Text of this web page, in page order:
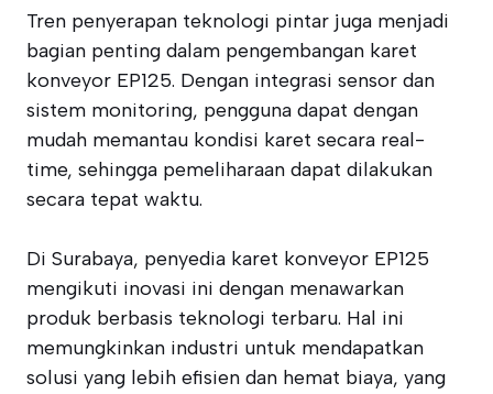
Tren penyerapan teknologi pintar juga menjadi
bagian penting dalam pengembangan karet
konveyor EP125. Dengan integrasi sensor dan
sistem monitoring, pengguna dapat dengan
mudah memantau kondisi karet secara real-
time, sehingga pemeliharaan dapat dilakukan
secara tepat waktu.
Di Surabaya, penyedia karet konveyor EP125
mengikuti inovasi ini dengan menawarkan
produk berbasis teknologi terbaru. Hal ini
memungkinkan industri untuk mendapatkan
solusi yang lebih efisien dan hemat biaya, yang